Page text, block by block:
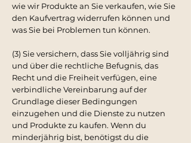
wie wir Produkte an Sie verkaufen, wie Sie
den Kaufvertrag widerrufen können und
was Sie bei Problemen tun können.
(3) Sie versichern, dass Sie volljährig sind
und über die rechtliche Befugnis, das
Recht und die Freiheit verfügen, eine
verbindliche Vereinbarung auf der
Grundlage dieser Bedingungen
einzugehen und die Dienste zu nutzen
und Produkte zu kaufen. Wenn du
minderjährig bist, benötigst du die